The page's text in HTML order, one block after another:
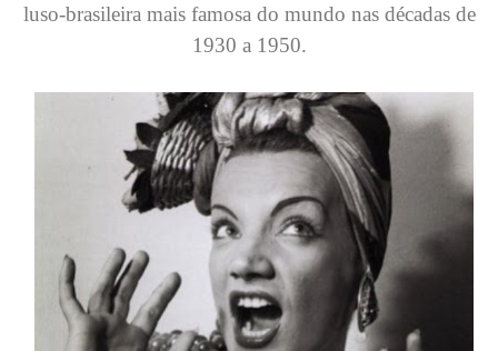
luso-brasileira mais famosa do mundo nas décadas de
1930 a 1950.